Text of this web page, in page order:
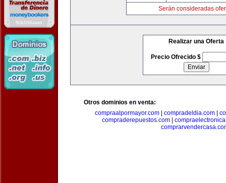
Serán consideradas
Realizar una Oferta
Precio Ofrecido $
Otros dominios en venta:
compraalpormayor.com| compradeldia.com|
compraderepuestos.com|